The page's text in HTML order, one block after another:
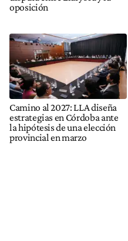
oposición
Camino al 2027: LLA diseña
estrategias en Córdoba ante
la hipótesis de una elección
provincial en marzo